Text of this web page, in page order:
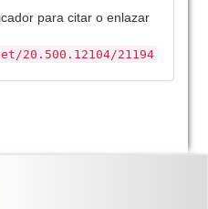
para citar o enlazar
20.500.12104/21194